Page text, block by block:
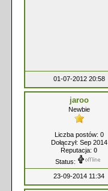
01-07-2012 20:58
jaroo
Newbie
Liczba postów: 0
Dołączył: Sep 2014
Reputacja: 0
Status:
23-09-2014 11:34